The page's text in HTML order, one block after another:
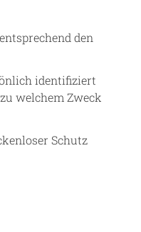
den
identifiziert
welchem Zweck
Schutz